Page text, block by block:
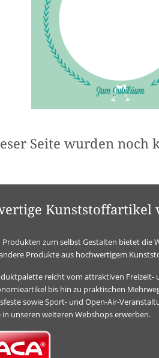
Seite wurden noch
Kunststoffartikel
zum selbst Gestalten bietet die
Produkte aus hochwertigem
reicht vom attraktiven Freizeit-
bis hin zu praktischen
sowie Sport- und Open-Air-
in unseren weiteren Webshops erwerben.